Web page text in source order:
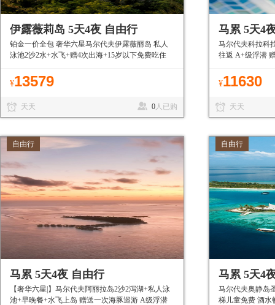
伊露薇莉岛 5天4夜 自由行
铂金一价全包 奢华六星马尔代夫伊露薇丽岛 私人
泳池2沙2水+水飞+赠4次出海+15岁以下免费吃住
¥13579
天天 0人已购
马累 5天4
马尔代夫科拉科
往返 A+级浮潜
¥11630
天天
自由行
马累 5天4夜 自由行
【奢华六星|】马尔代夫阿丽拉岛2沙2泻湖+私人泳
池+早晚餐+水飞上岛 赠送一次海豚巡游 A级浮潜
自由行
马累 5天4
马尔代夫奥静岛
梯儿童免费 酒水